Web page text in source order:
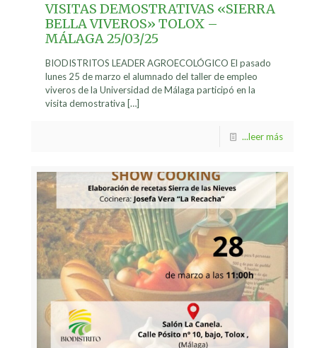
VISITAS DEMOSTRATIVAS «SIERRA
BELLA VIVEROS» TOLOX –
MÁLAGA 25/03/25
BIODISTRITOS LEADER AGROECOLÓGICO El pasado
lunes 25 de marzo el alumnado del taller de empleo
viveros de la Universidad de Málaga participó en la
visita demostrativa […]
...leer más